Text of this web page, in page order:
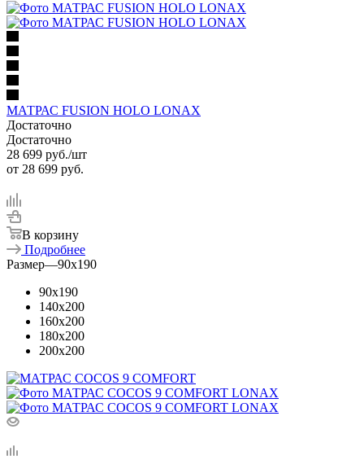
МАТРАС FUSION HOLO LONAX
Достаточно
Достаточно
28 699 руб./шт
от 28 699 руб.
В корзину
Подробнее
Размер—90x190
90x190
140x200
160x200
180x200
200x200